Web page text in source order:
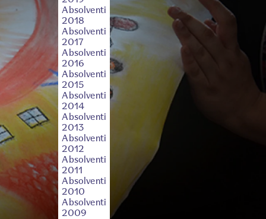
Absolventi
2018
Absolventi
2017
Absolventi
2016
Absolventi
2015
Absolventi
2014
Absolventi
2013
Absolventi
2012
Absolventi
2011
Absolventi
2010
Absolventi
2009